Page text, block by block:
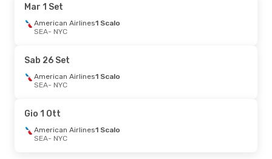
Sab 29 Ago- Ven 4 Set
Alaska Airlines
NYC- SEA
Frontier Airlines
SEA- NYC
Frontier Airlines2 Scali
NYC
- SEA
Mar 1 Set
American Airlines1 Scalo
SEA- NYC
Sab 26 Set
American Airlines1 Scalo
SEA- NYC
Gio 1 Ott
American Airlines1 Scalo
SEA- NYC